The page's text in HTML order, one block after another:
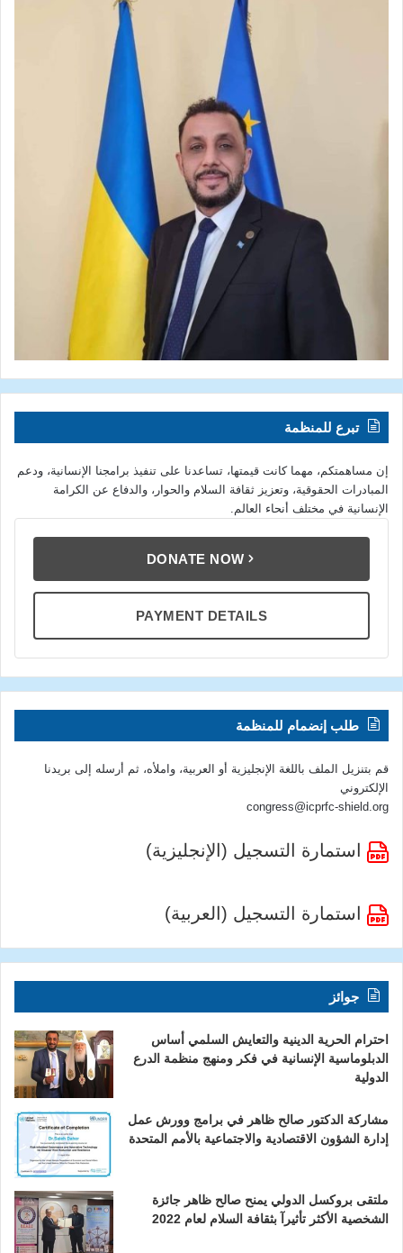
تبرع للمنظمة
إن مساهمتكم، مهما كانت قيمتها، تساعدنا على تنفيذ برامجنا الإنسانية، ودعم
المبادرات الحقوقية، وتعزيز ثقافة السلام والحوار، والدفاع عن الكرامة
الإنسانية في مختلف أنحاء العالم.
DONATE NOW
PAYMENT DETAILS
طلب إنضمام للمنظمة
قم بتنزيل الملف باللغة الإنجليزية أو العربية، واملأه، ثم أرسله إلى بريدنا
الإلكتروني
congress@icprfc-shield.org
استمارة التسجيل (الإنجليزية)
استمارة التسجيل (العربية)
جوائز
احترام الحرية الدينية والتعايش السلمي أساس
الدبلوماسية الإنسانية في فكر ومنهج منظمة الدرع
الدولية
مشاركة الدكتور صالح ظاهر في برامج وورش عمل
إدارة الشؤون الاقتصادية والاجتماعية بالأمم المتحدة
ملتقى بروكسل الدولي يمنح صالح ظاهر جائزة
الشخصية الأكثر تأثيرآ بثقافة السلام لعام 2022